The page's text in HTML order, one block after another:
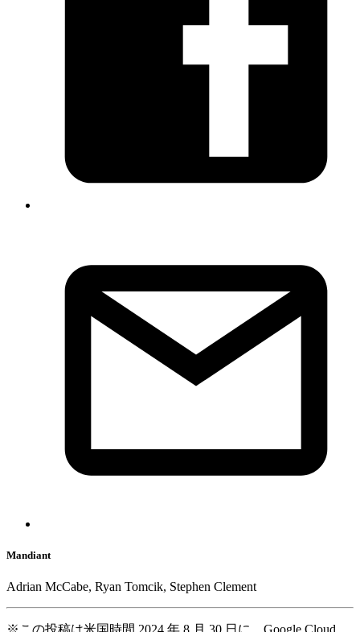
Mandiant
Adrian McCabe, Ryan Tomcik, Stephen Clement
※この投稿は米国時間 2024 年 8 月 30 日に、Google Cloud